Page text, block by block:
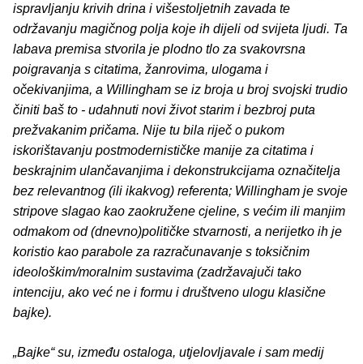
ispravljanju krivih drina i višestoljetnih zavada te
održavanju magičnog polja koje ih dijeli od svijeta ljudi. Ta
labava premisa stvorila je plodno tlo za svakovrsna
poigravanja s citatima, žanrovima, ulogama i
očekivanjima, a Willingham se iz broja u broj svojski trudio
činiti baš to - udahnuti novi život starim i bezbroj puta
prežvakanim pričama. Nije tu bila riječ o pukom
iskorištavanju postmodernističke manije za citatima i
beskrajnim ulančavanjima i dekonstrukcijama označitelja
bez relevantnog (ili ikakvog) referenta; Willingham je svoje
stripove slagao kao zaokružene cjeline, s većim ili manjim
odmakom od (dnevno)političke stvarnosti, a nerijetko ih je
koristio kao parabole za razračunavanje s toksičnim
ideološkim/moralnim sustavima (zadržavajuči tako
intenciju, ako već ne i formu i društveno ulogu klasične
bajke).
„Bajke“ su, između ostaloga, utjelovljavale i sam medij